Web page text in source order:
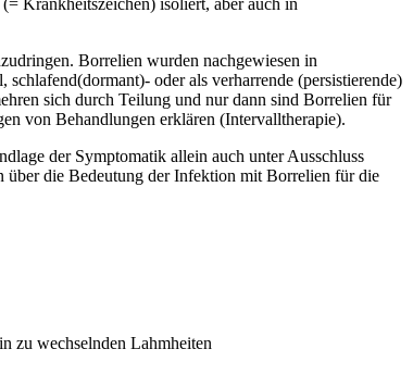
Borrelien wurden nachgewiesen in
oder als verharrende (persistierende)
sich durch Teilung und nur dann sind Borrelien für
von Behandlungen erklären (Intervalltherapie).
der Symptomatik allein auch unter Ausschluss
die Bedeutung der Infektion mit Borrelien für die
zu wechselnden Lahmheiten